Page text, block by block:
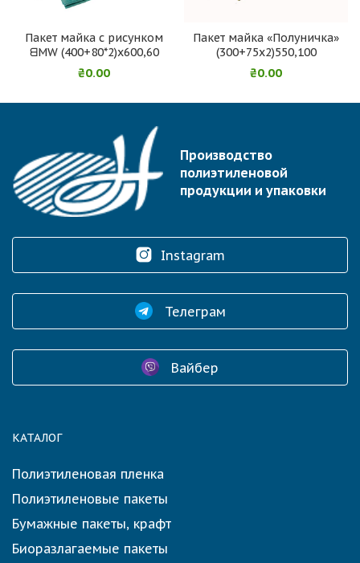
Пакет майка с рисунком
ᗺMW (400+80*2)х600,60
₴0.00
Пакет майка «Полуничка»
(300+75х2)550,100
₴0.00
Производство
полиэтиленовой
продукции и упаковки
Instagram
Телеграм
Вайбер
КАТАЛОГ
Полиэтиленовая пленка
Полиэтиленовые пакеты
Бумажные пакеты, крафт
Биоразлагаемые пакеты